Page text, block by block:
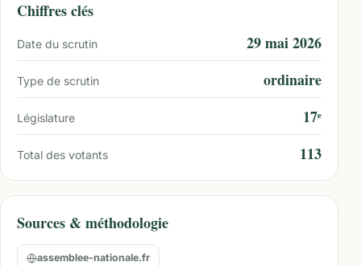
Chiffres clés
Date du scrutin 29 mai 2026
Type de scrutin ordinaire
Législature 17ᵉ
Total des votants 113
Sources & méthodologie
assemblee-nationale.fr